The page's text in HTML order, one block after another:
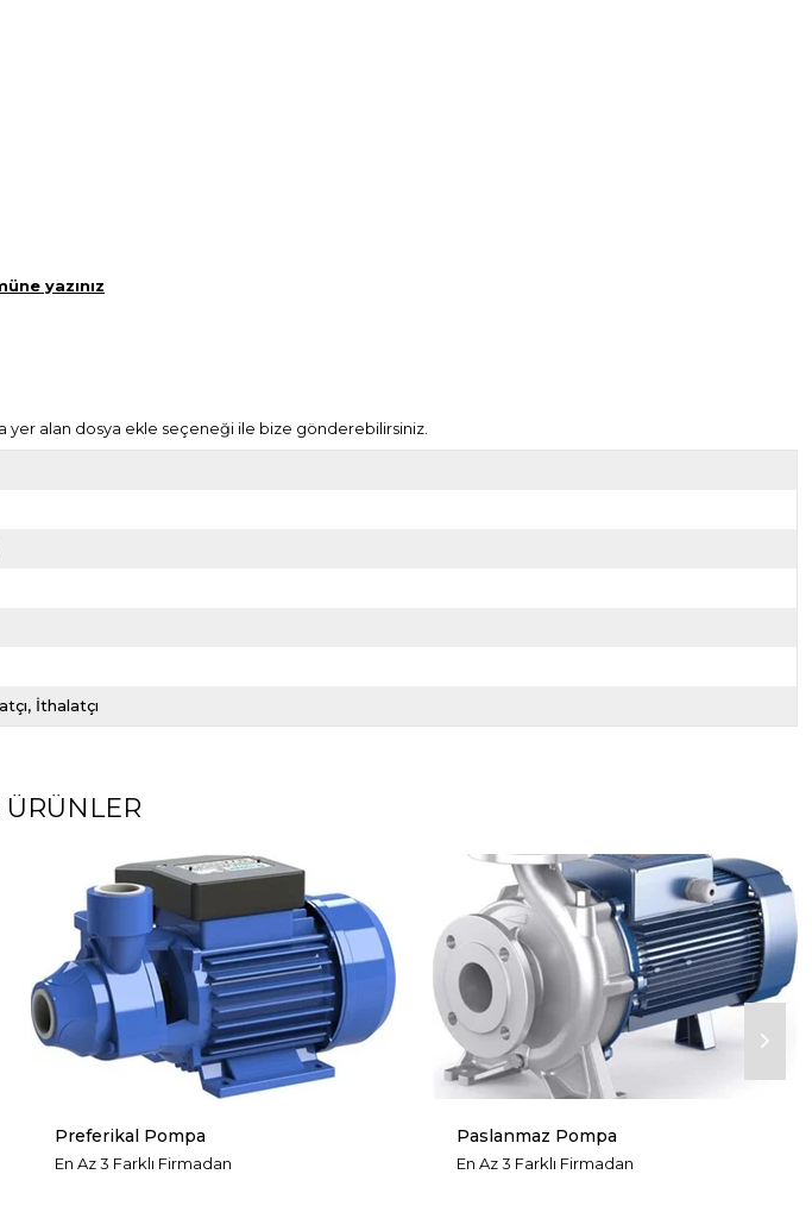
yazınız
yer alan dosya ekle seçeneği ile bize gönderebilirsiniz.
İthalatçı
Preferikal Pompa
En Az 3 Farklı Firmadan
Paslanmaz Pompa
En Az 3 Farklı Firmadan